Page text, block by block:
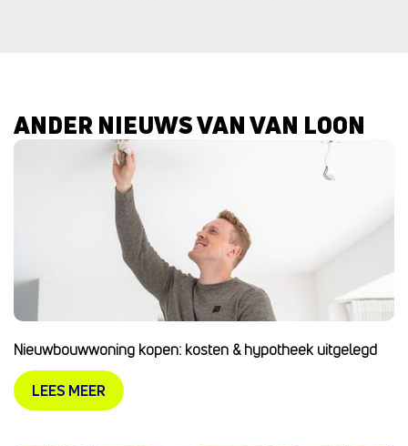
ANDER NIEUWS VAN VAN LOON
Nieuwbouwwoning kopen: kosten & hypotheek uitgelegd
LEES MEER